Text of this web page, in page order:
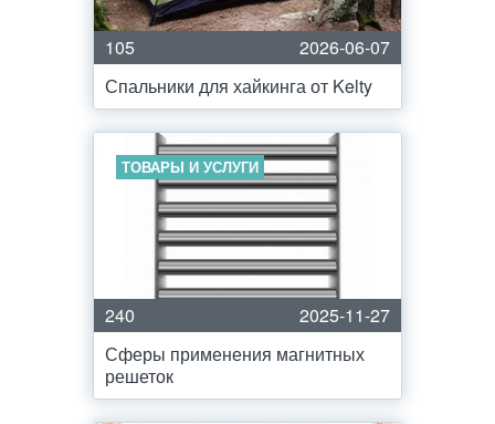
105
2026-06-07
Спальники для хайкинга от Kelty
ТОВАРЫ И УСЛУГИ
240
2025-11-27
Сферы применения магнитных
решеток